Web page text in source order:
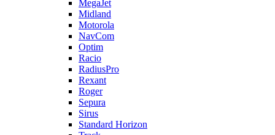
MegaJet
Midland
Motorola
NavCom
Optim
Racio
RadiusPro
Rexant
Roger
Sepura
Sirus
Standard Horizon